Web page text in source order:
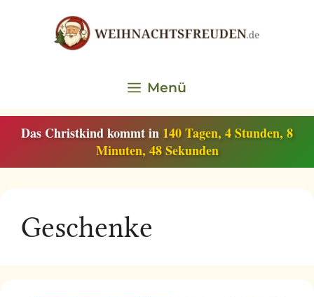
Menü
Das Christkind kommt in 140 Tagen, 4 Stunden, 8
Minuten, 47 Sekunden
Geschenke